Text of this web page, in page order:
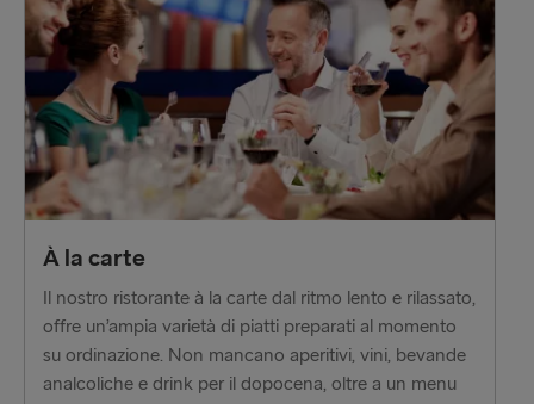
À la carte
Il nostro ristorante à la carte dal ritmo lento e rilassato,
offre un’ampia varietà di piatti preparati al momento
su ordinazione. Non mancano aperitivi, vini, bevande
analcoliche e drink per il dopocena, oltre a un menu